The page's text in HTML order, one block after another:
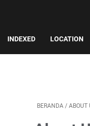
INDEXED LOCATION
BERANDA / ABOUT